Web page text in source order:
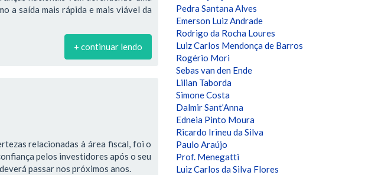
a saída mais rápida e mais viável da
+ continuar lendo
relacionadas à área fiscal, foi o
pelos investidores após o seu
passar nos próximos anos.
Pedra Santana Alves
Emerson Luiz Andrade
Rodrigo da Rocha Loures
Luiz Carlos Mendonça de Barros
Rogério Mori
Sebas van den Ende
Lilian Taborda
Simone Costa
Dalmir Sant’Anna
Edneia Pinto Moura
Ricardo Irineu da Silva
Paulo Araújo
Prof. Menegatti
Luiz Carlos da Silva Flores